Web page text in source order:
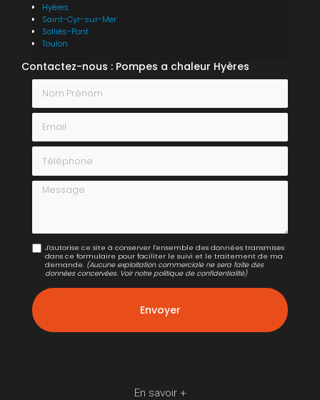
Hyères
Saint-Cyr-sur-Mer
Solliès-Pont
Toulon
Contactez-nous : Pompes a chaleur Hyères
Nom Prénom
Email
Téléphone
Message
J'autorise ce site à conserver l'ensemble des données transmises
dans ce formulaire pour faciliter le suivi et le traitement de ma
demande. (Aucune exploitation commerciale ne sera faite des
données concervées. Voir notrepolitique de confidentialité)
En savoir +